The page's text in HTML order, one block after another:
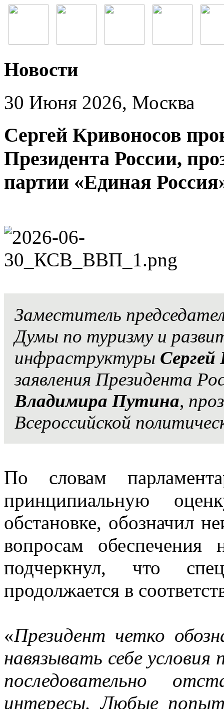
Новости
30 Июня 2026, Москва
Сергей Кривоносов
Президента России,
партии «Единая
Заместитель
Думы по туризму и
инфраструктуры Сергей
заявления Президента
Владимира Путина,
Всероссийской
По словам
принципиальную
обстановке, обозначил
вопросам обеспечения
подчеркнул, что
продолжается в
«Президент четко
навязывать себе условия
последовательно
интересы. Любые